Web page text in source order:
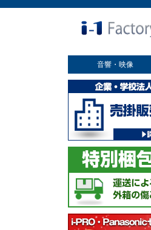
音響・映像
業務用ディスプレイ
プロジェクター
放送・業務用映像システム
書画カメラ
スクリーン
オプション